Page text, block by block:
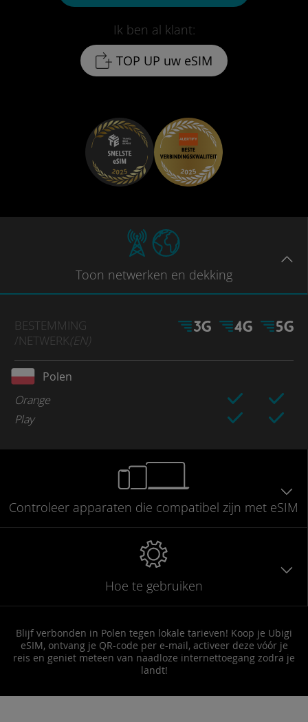
Ik ben al klant:
TOP UP uw eSIM
Toon netwerken en dekking
BESTEMMING
/NETWERK(EN)
Polen
Orange
Play
Controleer apparaten die compatibel zijn met eSIM
Hoe te gebruiken
Blijf verbonden in Polen tegen lokale tarieven! Koop je Ubigi
eSIM, ontvang je QR-code per e-mail, activeer deze vóór je
reis en geniet meteen van naadloze internettoegang zodra je
landt!